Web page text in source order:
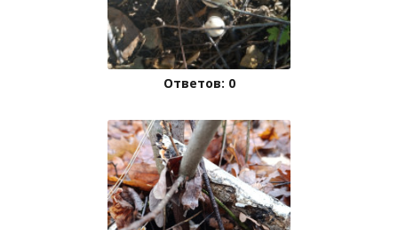
Ответов: 0